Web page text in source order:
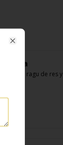
con ragu de res y